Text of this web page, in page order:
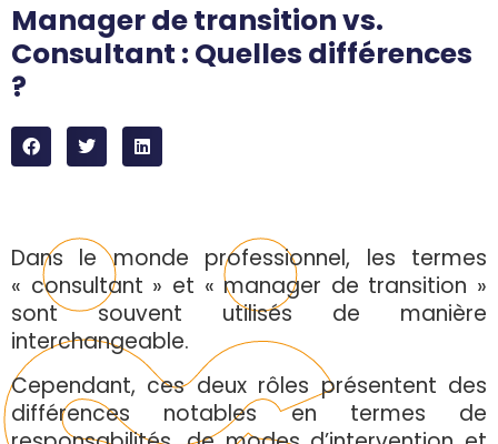
Manager de transition vs.
Consultant : Quelles différences
?
Dans le monde professionnel, les termes
« consultant » et « manager de transition »
sont souvent utilisés de manière
interchangeable.
Cependant, ces deux rôles présentent des
différences notables en termes de